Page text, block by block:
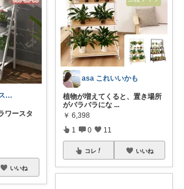
ラス｜小さいストレス改善
ワースタ
いいね
asa これいいかも
植物が増えてくると、置き場所
がバラバラにな ...
￥ 6,398
1 0 11
コレ いいね